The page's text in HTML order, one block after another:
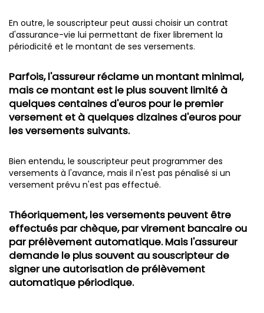
En outre, le souscripteur peut aussi choisir un contrat
d'assurance-vie lui permettant de fixer librement la
périodicité et le montant de ses versements.
Parfois, l'assureur réclame un montant minimal,
mais ce montant est le plus souvent limité à
quelques centaines d'euros pour le premier
versement et à quelques dizaines d'euros pour
les versements suivants.
Bien entendu, le souscripteur peut programmer des
versements à l'avance, mais il n'est pas pénalisé si un
versement prévu n'est pas effectué.
Théoriquement, les versements peuvent être
effectués par chèque, par virement bancaire ou
par prélèvement automatique. Mais l'assureur
demande le plus souvent au souscripteur de
signer une autorisation de prélèvement
automatique périodique.